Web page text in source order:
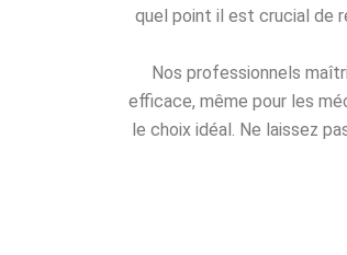
quel point il est crucial de
Nos professionnels
efficace, même pour les
le choix idéal. Ne laissez